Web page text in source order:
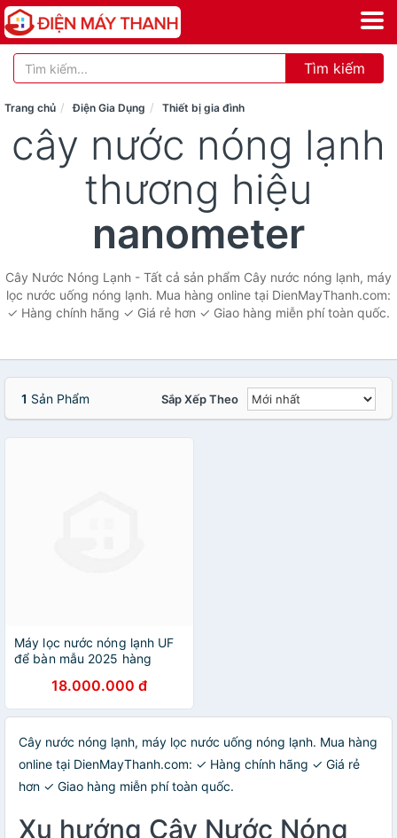
Tìm kiếm
Trang chủ Điện Gia Dụng Thiết bị gia đình
cây nước nóng lạnh
thương hiệu
nanometer
Cây Nước Nóng Lạnh - Tất cả sản phẩm Cây nước nóng lạnh, máy
lọc nước uống nóng lạnh. Mua hàng online tại DienMayThanh.com:
✓ Hàng chính hãng ✓ Giá rẻ hơn ✓ Giao hàng miễn phí toàn quốc.
1 Sản Phẩm Sắp Xếp Theo
Máy lọc nước nóng lạnh UF
để bàn mẫu 2025 hàng
Nanometer18.000.000 đ
Cây nước nóng lạnh, máy lọc nước uống nóng lạnh. Mua hàng
online tại DienMayThanh.com: ✓ Hàng chính hãng ✓ Giá rẻ
hơn ✓ Giao hàng miễn phí toàn quốc.
Xu hướng Cây Nước Nóng